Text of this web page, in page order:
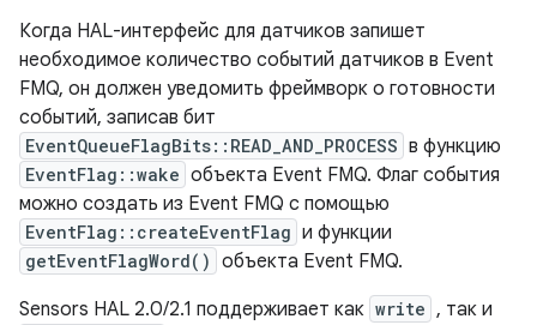
Когда HAL-интерфейс для датчиков запишет
необходимое количество событий датчиков в Event
FMQ, он должен уведомить фреймворк о готовности
событий, записав бит
EventQueueFlagBits::READ_AND_PROCESS в функцию
EventFlag::wake объекта Event FMQ. Флаг события
можно создать из Event FMQ с помощью
EventFlag::createEventFlag и функции
getEventFlagWord() объекта Event FMQ.
Sensors HAL 2.0/2.1 поддерживает как write , так и